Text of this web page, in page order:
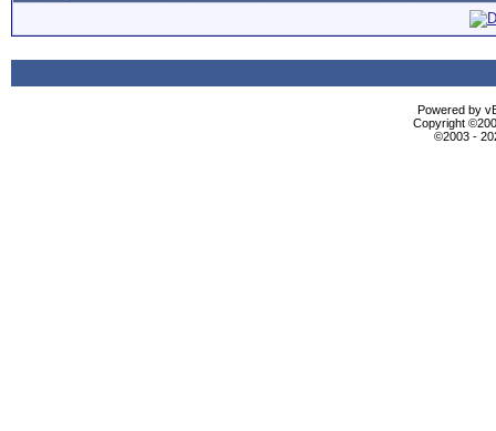
Powered by
Copyright
©2003 -